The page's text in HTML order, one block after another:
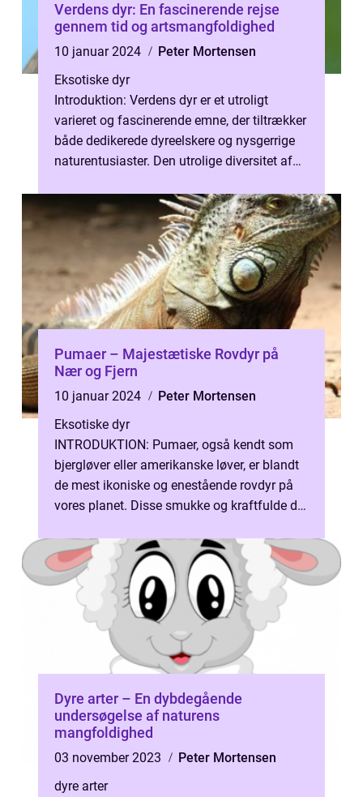
Verdens dyr: En fascinerende rejse
gennem tid og artsmangfoldighed
10 januar 2024
Peter Mortensen
Eksotiske dyr
Introduktion: Verdens dyr er et utroligt
varieret og fascinerende emne, der tiltrækker
både dedikerede dyreelskere og nysgerrige
naturentusiaster. Den utrolige diversitet af
Pumaer – Majestætiske Rovdyr på
Nær og Fjern
10 januar 2024
Peter Mortensen
Eksotiske dyr
INTRODUKTION: Pumaer, også kendt som
bjergløver eller amerikanske løver, er blandt
de mest ikoniske og enestående rovdyr på
vores planet. Disse smukke og kraftfulde dyr
Dyre arter – En dybdegående
undersøgelse af naturens
mangfoldighed
03 november 2023
Peter Mortensen
dyre arter